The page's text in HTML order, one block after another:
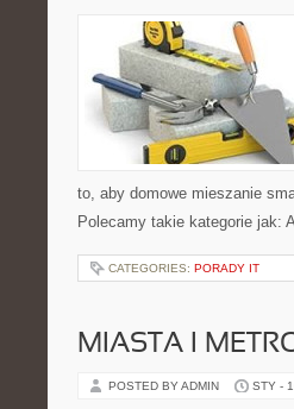
to, aby domowe mieszanie
Polecamy takie kategorie jak:
CATEGORIES: PORADY IT
MIASTA I
POSTED BY ADMIN STY -